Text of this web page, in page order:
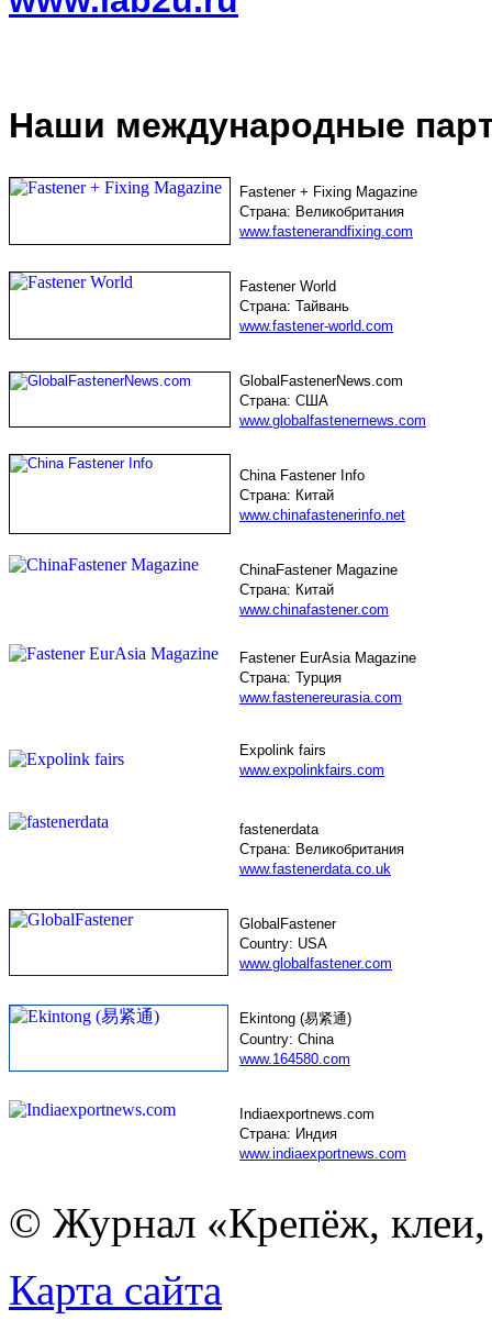
Наши международные
Fastener + Fixing Magazine
Страна: Великобритания
www.fastenerandfixing.com
Fastener World
Страна: Тайвань
www.fastener-world.com
GlobalFastenerNews.com
Страна: США
www.globalfastenernews.com
China Fastener Info
Страна: Китай
www.chinafastenerinfo.net
ChinaFastener Magazine
Страна: Китай
www.chinafastener.com
Fastener EurAsia Magazine
Страна: Турция
www.fastenereurasia.com
Expolink fairs
www.expolinkfairs.com
fastenerdata
Страна: Великобритания
www.fastenerdata.co.uk
GlobalFastener
Country: USA
www.globalfastener.com
Ekintong (易紧通)
Country: China
www.164580.com
Indiaexportnews.com
Страна: Индия
www.indiaexportnews.com
© Журнал «Крепёж, клеи,
Карта сайта